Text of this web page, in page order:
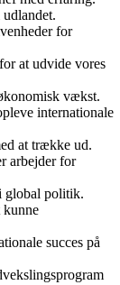
for
at udvide vores
vækst.
internationale
at trække ud.
arbejder for
global politik.
kunne
succes på